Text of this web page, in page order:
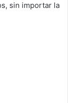
sin importar la